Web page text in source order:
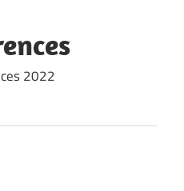
2022